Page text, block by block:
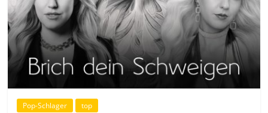
Pop-Schlager top